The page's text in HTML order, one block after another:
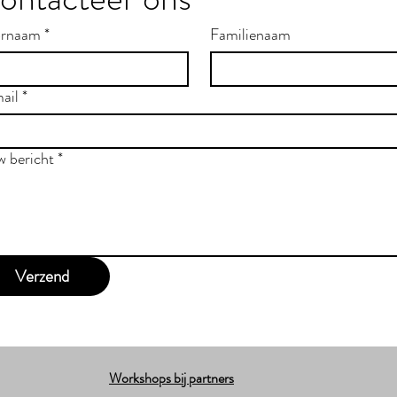
* Familienaam
*
bericht*
Verzend
Workshops bij partners